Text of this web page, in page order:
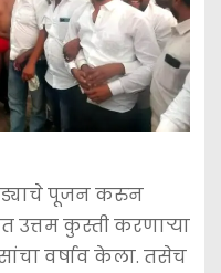
पूजन करुन
कुस्ती करणार्‍या
वर्षाव केला. तसेच